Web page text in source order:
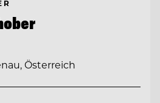
Österreich